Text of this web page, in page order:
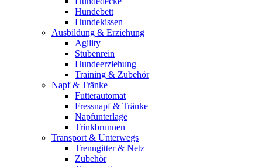
Hundebett
Hundekissen
Ausbildung & Erziehung
Agility
Stubenrein
Hundeerziehung
Training & Zubehör
Napf & Tränke
Futterautomat
Fressnapf & Tränke
Napfunterlage
Trinkbrunnen
Transport & Unterwegs
Trenngitter & Netz
Zubehör